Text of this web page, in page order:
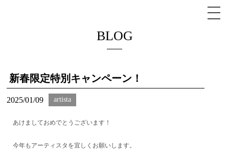
BLOG
新春限定特別キャンペーン！
2025/01/09 artista
あけましておめでとうございます！
今年もアーティスタを宜しくお願いします。